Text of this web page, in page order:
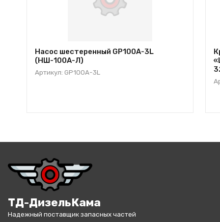
Насос шестеренный GP100A-3L
(HШ-100А-Л)
Артикул: GP100A-3L
ТД-ДизельКама
Надежный поставщик запасных частей